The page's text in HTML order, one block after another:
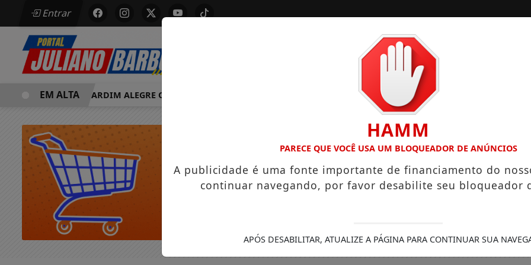
Entrar
INÍCIO
MORRE EM JARDIM ALEGRE OSVALDO PEDRO DOS SANTOS, O “NEGUINHO DA COXINHA”, QUE VIRALIZOU COM FRASE
EM ALTA
HAMM
PARECE QUE VOCÊ USA UM BLOQUEADOR DE ANÚNCIOS
A publicidade é uma fonte importante de financiamento do
continuar navegando, por favor desabilite seu bloqueador
APÓS DESABILITAR, ATUALIZE A PÁGINA PARA CONTINUAR SUA